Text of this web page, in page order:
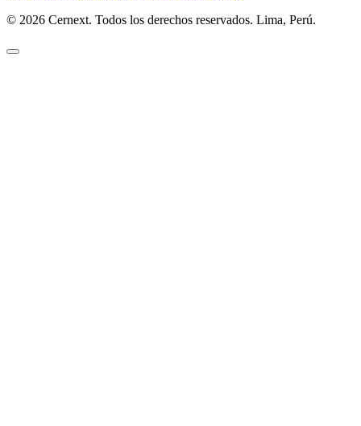
© 2026 Cernext. Todos los derechos reservados. Lima, Perú.